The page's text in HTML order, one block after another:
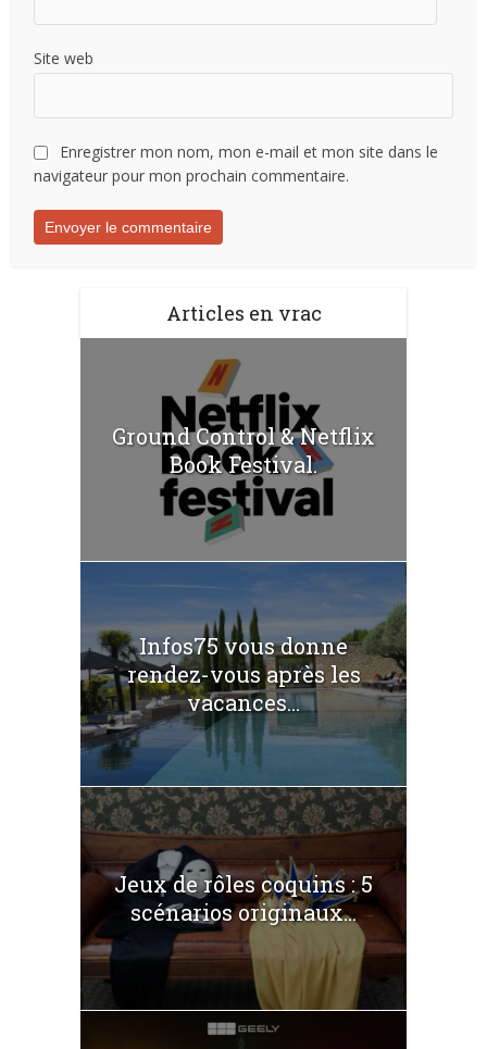
Site web
Enregistrer mon nom, mon e-mail et mon site dans le
navigateur pour mon prochain commentaire.
Articles en vrac
Ground Control & Netflix
Book Festival.
Infos75 vous donne
rendez-vous après les
vacances...
Jeux de rôles coquins : 5
scénarios originaux...